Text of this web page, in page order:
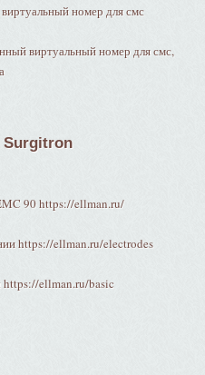
номер для смс
виртуальный номер для смс,
90 https://ellman.ru/
https://ellman.ru/electrodes
ellman.ru/basic